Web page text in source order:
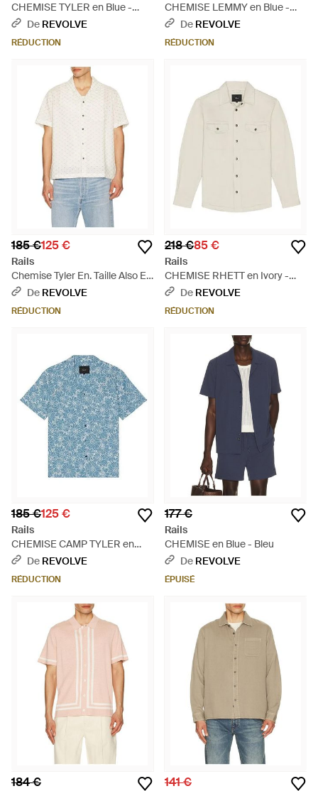
CHEMISE TYLER en Blue -
BleuDe REVOLVE
RÉDUCTION
CHEMISE LEMMY en Blue -
GrisDe REVOLVE
RÉDUCTION
185 €125 €
Rails
Chemise Tyler En. Taille Also En
M, Xl/1X - Bleu
De REVOLVE
RÉDUCTION
218 €85 €
Rails
CHEMISE RHETT en Ivory -
Blanc
De REVOLVE
RÉDUCTION
185 €125 €
Rails
CHEMISE CAMP TYLER en
Blue - Bleu
De REVOLVE
RÉDUCTION
177 €
Rails
CHEMISE en Blue - Bleu
De REVOLVE
ÉPUISÉ
184 € 141 €